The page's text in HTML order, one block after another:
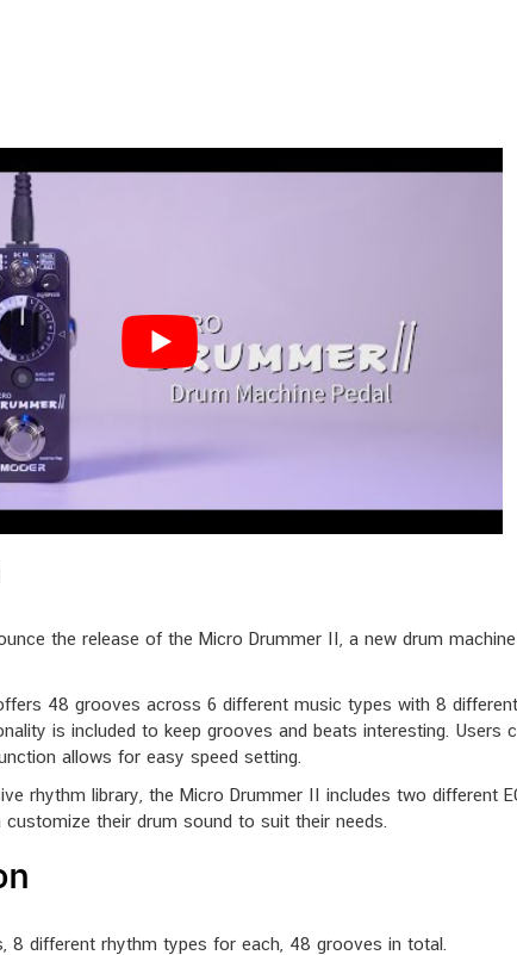
the release of the Micro Drummer II, a new drum
48 grooves across 6 different music types with 8
is included to keep grooves and beats interesting.
allows for easy speed setting.
rhythm library, the Micro Drummer II includes two different
their drum sound to suit their needs.
8 different rhythm types for each, 48 grooves in total.